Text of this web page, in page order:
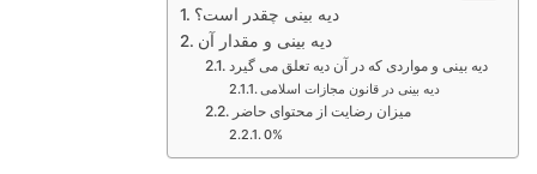
دیه بینی چقدر است؟
دیه بینی و مقدار آن
دیه بینی و مواردی که در آن دیه تعلق می گیرد
دیه بینی در قانون مجازات اسلامی
میزان رضایت از محتوای حاضر
0%